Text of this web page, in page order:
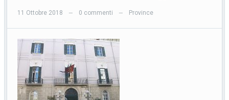
11 Ottobre 2018 — 0 commenti — Province